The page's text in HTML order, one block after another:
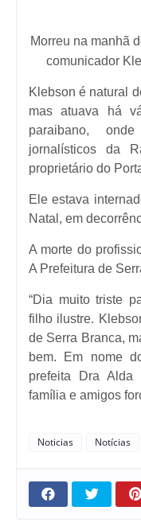
Morreu na manhã
comunicador
Klebson é natural
mas atuava há
paraibano,
jornalísticos da
proprietário do
Ele estava
Natal, em
A morte do
A Prefeitura de
“Dia muito triste
filho ilustre.
de Serra Branca,
bem. Em nome
prefeita Dra
família e amigos
Noticias Notícias